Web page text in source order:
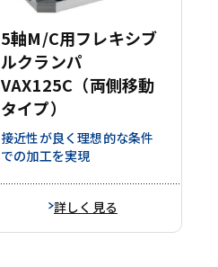
5軸M/C用フレキシブ
ルクランパ
VAX125C（両側移動
タイプ）
接近性が良く理想的な条件
での加工を実現
詳しく見る